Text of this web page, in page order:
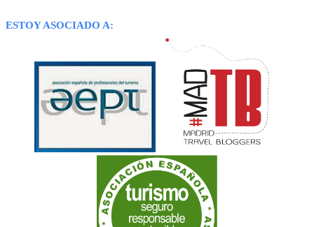
ESTOY ASOCIADO A: